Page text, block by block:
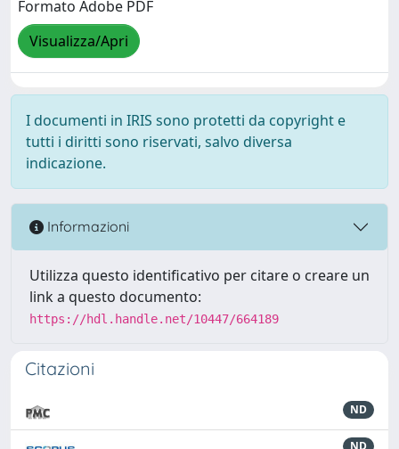
Formato Adobe PDF
Visualizza/Apri
I documenti in IRIS sono protetti da copyright e
tutti i diritti sono riservati, salvo diversa
indicazione.
Informazioni
Utilizza questo identificativo per citare o creare un
link a questo documento:
https://hdl.handle.net/10447/664189
Citazioni
ND
ND